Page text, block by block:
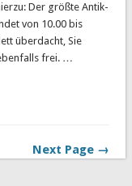
Der größte Antik-
von 10.00 bis
überdacht, Sie
frei. …
Next Page →